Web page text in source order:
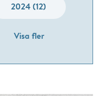
2024 (12)
Visa fler